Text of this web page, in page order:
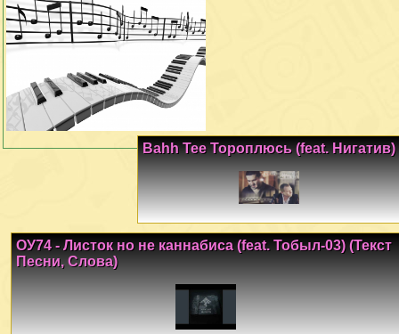
Bahh Tee Тороплюсь (feat. Нигатив)
ОУ74 - Листок но не каннабиса (feat. Тобыл-03) (Текст
Песни, Слова)